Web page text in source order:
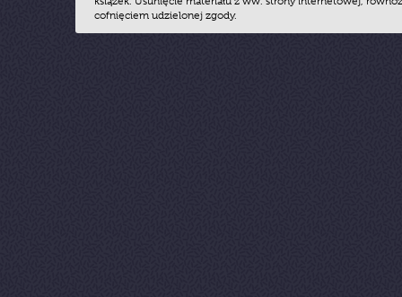
cofnięciem udzielonej zgody.